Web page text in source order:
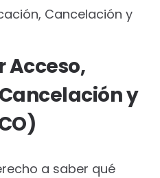
Cancelación y
Acceso,
y
a saber qué